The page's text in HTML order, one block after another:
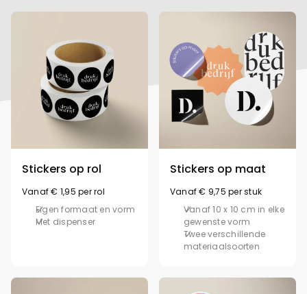
Stickers op rol
Vanaf € 1,95 per rol
Eigen formaat en vorm
Met dispenser
Stickers op maat
Vanaf € 9,75 per stuk
Vanaf 10 x 10 cm in elke
gewenste vorm
Twee verschillende
materiaalsoorten